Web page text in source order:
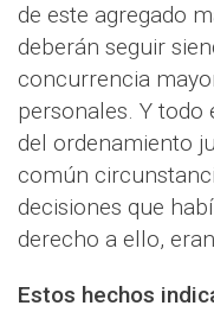
de este agregado
deberán seguir
concurrencia
personales. Y
del ordenamiento
común
decisiones que
derecho a ello,
Estos hechos